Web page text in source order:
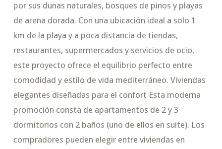
por sus dunas naturales, bosques de pinos y playas
de arena dorada. Con una ubicación ideal a solo 1
km de la playa y a poca distancia de tiendas,
restaurantes, supermercados y servicios de ocio,
este proyecto ofrece el equilibrio perfecto entre
comodidad y estilo de vida mediterráneo. Viviendas
elegantes diseñadas para el confort Esta moderna
promoción consta de apartamentos de 2 y 3
dormitorios con 2 baños (uno de ellos en suite). Los
compradores pueden elegir entre viviendas en